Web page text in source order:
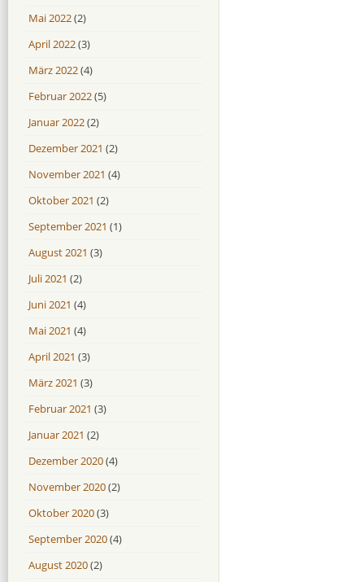
Mai 2022(2)
April 2022(3)
März 2022(4)
Februar 2022(5)
Januar 2022(2)
Dezember 2021 (2)
November 2021 (4)
Oktober 2021 (2)
September 2021 (1)
August 2021 (3)
Juli 2021 (2)
Juni 2021 (4)
Mai 2021 (4)
April 2021 (3)
März 2021 (3)
Februar 2021 (3)
Januar 2021 (2)
Dezember 2020(4)
November 2020(2)
Oktober 2020(3)
September 2020(4)
August 2020(2)